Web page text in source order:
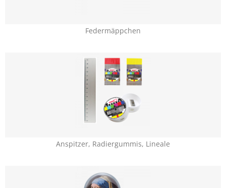
Federmäppchen
Anspitzer, Radiergummis, Lineale